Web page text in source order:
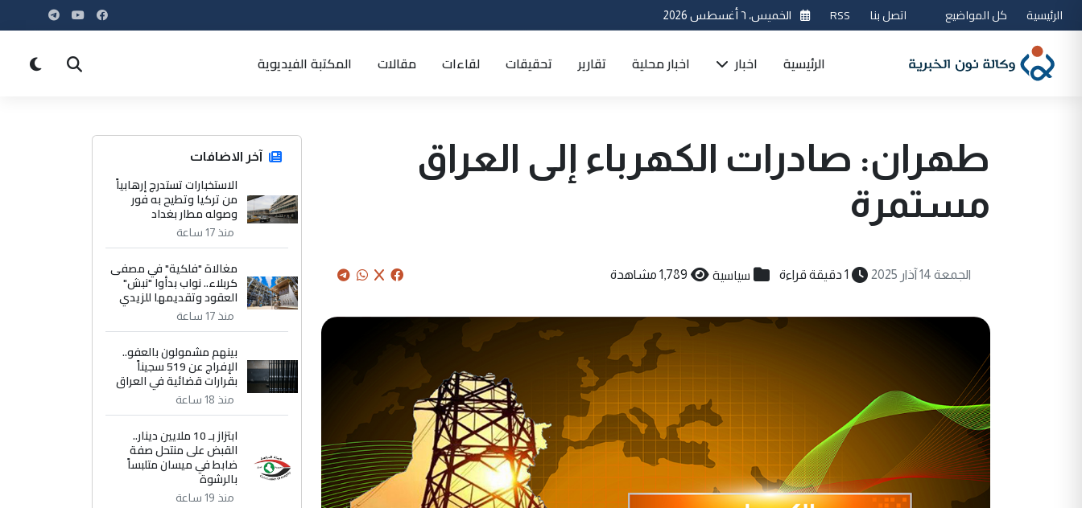
الرئيسية كل المواضيع اتصل بنا RSS الخميس، ٦ أغسطس 2026
الرئيسية اخبار اخبار محلية تقارير تحقيقات لقاءات مقالات المكتبة الفيديوية
طهران: صادرات الكهرباء إلى العراق
مستمرة
الجمعة 14 آذار 2025 1 دقيقة قراءة سياسية 1,789 مشاهدة
آخر الاضافات
الاستخبارات تستدرج إرهابياً
من تركيا وتطيح به فور
وصوله مطار بغداد
منذ 17 ساعة
مغالاة "فلكية" في مصفى
كربلاء.. نواب بدأوا "نبش"
العقود وتقديمها للزيدي
منذ 17 ساعة
بينهم مشمولون بالعفو..
الإفراج عن 519 سجيناً
بقرارات قضائية في العراق
منذ 18 ساعة
ابتزاز بـ 10 ملايين دينار..
القبض على منتحل صفة
ضابط في ميسان متلبساً
بالرشوة
منذ 19 ساعة